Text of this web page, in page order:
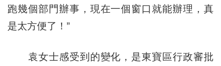
跑幾個部門辦事，現在一個窗口就能辦理，真
是太方便了！”
袁女士感受到的變化，是東寶區行政審批